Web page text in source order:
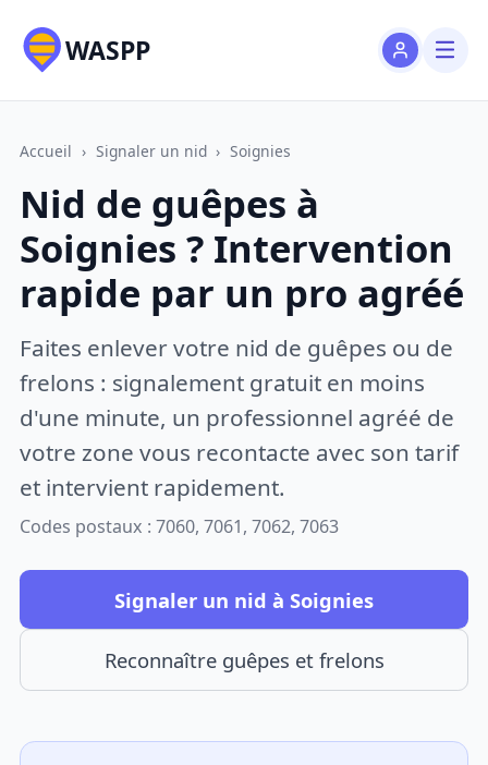
WASPP
Accueil › Signaler un nid › Soignies
Nid de guêpes à
Soignies ? Intervention
rapide par un pro agréé
Faites enlever votre nid de guêpes ou de
frelons : signalement gratuit en moins
d'une minute, un professionnel agréé de
votre zone vous recontacte avec son tarif
et intervient rapidement.
Codes postaux : 7060, 7061, 7062, 7063
Signaler un nid à Soignies
Reconnaître guêpes et frelons